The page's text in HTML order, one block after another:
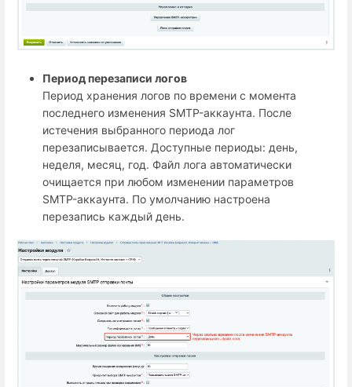
Период перезаписи логов
Период хранения логов по времени с момента
последнего изменения SMTP-аккаунта. После
истечения выбранного периода лог
перезаписывается. Доступные периоды: день,
неделя, месяц, год. Файл лога автоматически
очищается при любом изменении параметров
SMTP-аккаунта. По умолчанию настроена
перезапись каждый день.